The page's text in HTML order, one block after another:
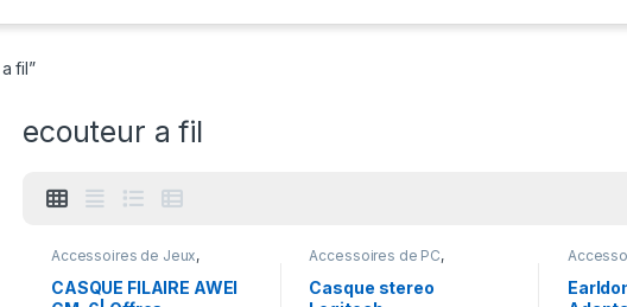
fil”
ecouteur a fil
Accessoires de Jeux,
casques à fil
CASQUE FILAIRE AWEI
Accessoires de PC,
Casque stereo